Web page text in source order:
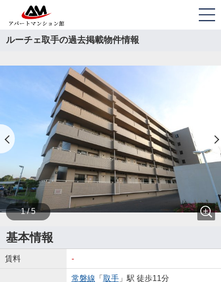
ルーチェ取手の過去掲載物件情報
1 / 5
基本情報
賃料 -
常磐線 「 取手」駅 徒歩11分